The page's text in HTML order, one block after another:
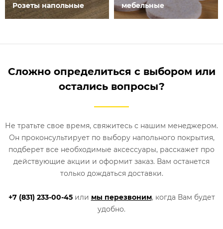
Розеты напольные
мебельные
Сложно определиться с выбором или
остались вопросы?
Не тратьте свое время, свяжитесь с нашим менеджером.
Он проконсультирует по выбору напольного покрытия,
подберет все необходимые аксессуары, расскажет про
действующие акции и оформит заказ. Вам останется
только дождаться доставки.
+7 (831) 233-00-45или мы перезвоним, когда Вам будет
удобно.